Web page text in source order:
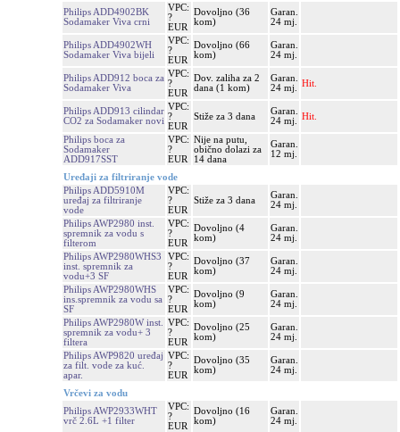
Philips ADD4902BK
Sodamaker Viva crni
VPC:
?
EUR
Dovoljno (36
kom)
Garan.
24 mj.
Philips ADD4902WH
Sodamaker Viva bijeli
VPC:
?
EUR
Dovoljno (66
kom)
Garan.
24 mj.
Philips ADD912 boca za
Sodamaker Viva
VPC:
?
EUR
Dov. zaliha za 2
dana (1 kom)
Garan.
24 mj.
Hit.
Philips ADD913 cilindar
CO2 za Sodamaker novi
VPC:
?
EUR
Stiže za 3 dana
Garan.
24 mj.
Hit.
Philips boca za
Sodamaker
ADD917SST
VPC:
?
EUR
Nije na putu,
obično dolazi za
14 dana
Garan.
12 mj.
Uređaji za filtriranje vode
Philips ADD5910M
uređaj za filtriranje
vode
VPC:
?
EUR
Stiže za 3 dana
Garan.
24 mj.
Philips AWP2980 inst.
spremnik za vodu s
filterom
VPC:
?
EUR
Dovoljno (4
kom)
Garan.
24 mj.
Philips AWP2980WHS3
inst. spremnik za
vodu+3 SF
VPC:
?
EUR
Dovoljno (37
kom)
Garan.
24 mj.
Philips AWP2980WHS
ins.spremnik za vodu sa
SF
VPC:
?
EUR
Dovoljno (9
kom)
Garan.
24 mj.
Philips AWP2980W inst.
spremnik za vodu+ 3
filtera
VPC:
?
EUR
Dovoljno (25
kom)
Garan.
24 mj.
Philips AWP9820 uređaj
za filt. vode za kuć.
apar.
VPC:
?
EUR
Dovoljno (35
kom)
Garan.
24 mj.
Vrčevi za vodu
Philips AWP2933WHT
vrč 2.6L +1 filter
VPC:
?
EUR
Dovoljno (16
kom)
Garan.
24 mj.